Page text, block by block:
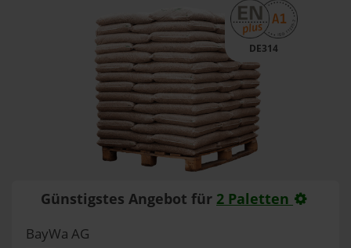
DE314
Günstigstes Angebot für 2 Paletten
BayWa AG